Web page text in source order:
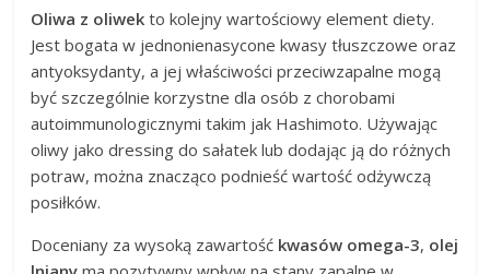
Oliwa z oliwek to kolejny wartościowy element diety.
Jest bogata w jednonienasycone kwasy tłuszczowe oraz
antyoksydanty, a jej właściwości przeciwzapalne mogą
być szczególnie korzystne dla osób z chorobami
autoimmunologicznymi takim jak Hashimoto. Używając
oliwy jako dressing do sałatek lub dodając ją do różnych
potraw, można znacząco podnieść wartość odżywczą
posiłków.
Doceniany za wysoką zawartość kwasów omega-3, olej